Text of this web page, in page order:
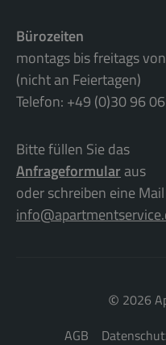
Bürozeiten
montags bis freitags
(nicht an Feiertagen)
Telefon: +49 (0)30 96
Bitte füllen Sie das
Anfrageformularaus
oder schreiben eine
© 2026
AGB